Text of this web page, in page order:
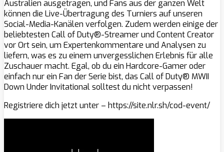
Australien ausgetragen, und Fans aus der ganzen Welt
können die Live-Übertragung des Turniers auf unseren
Social-Media-Kanälen verfolgen. Zudem werden einige der
beliebtesten Call of Duty®-Streamer und Content Creator
vor Ort sein, um Expertenkommentare und Analysen zu
liefern, was es zu einem unvergesslichen Erlebnis für alle
Zuschauer macht. Egal, ob du ein Hardcore-Gamer oder
einfach nur ein Fan der Serie bist, das Call of Duty® MWII
Down Under Invitational solltest du nicht verpassen!
Registriere dich jetzt unter – https://site.nlr.sh/cod-event/